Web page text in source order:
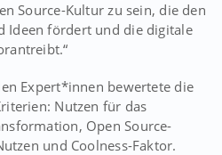
Source-Kultur zu sein, die den
Ideen fördert und die digitale
Expert*innen bewertete die
Nutzen für das
Open Source-
und Coolness-Faktor.